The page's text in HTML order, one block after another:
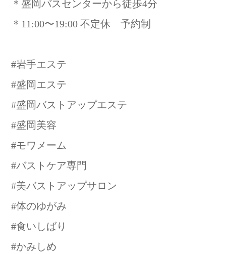
＊盛岡バスセンターから徒歩4分
＊11:00〜19:00 不定休 予約制
#岩手エステ
#盛岡エステ
#盛岡バストアップエステ
#盛岡美容
#モワメーム
#バストケア専門
#美バストアップサロン
#体のゆがみ
#食いしばり
#かみしめ